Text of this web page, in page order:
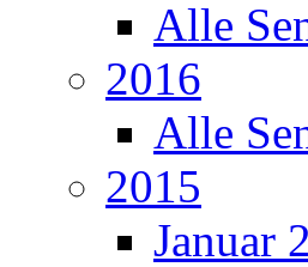
Alle
2016
Alle
2015
Januar